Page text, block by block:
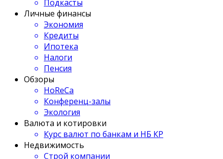
Подкасты
Личные финансы
Экономия
Кредиты
Ипотека
Налоги
Пенсия
Обзоры
HoReCa
Конференц-залы
Экология
Валюта и котировки
Курс валют по банкам и НБ КР
Недвижимость
Строй компании